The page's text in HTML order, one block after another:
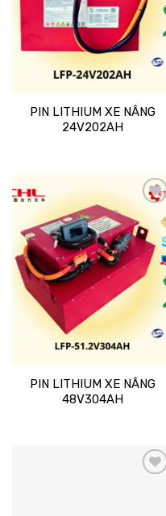
PIN LITHIUM XE NÂNG
24V202AH
to
wishlist
PIN LITHIUM XE NÂNG
48V304AH